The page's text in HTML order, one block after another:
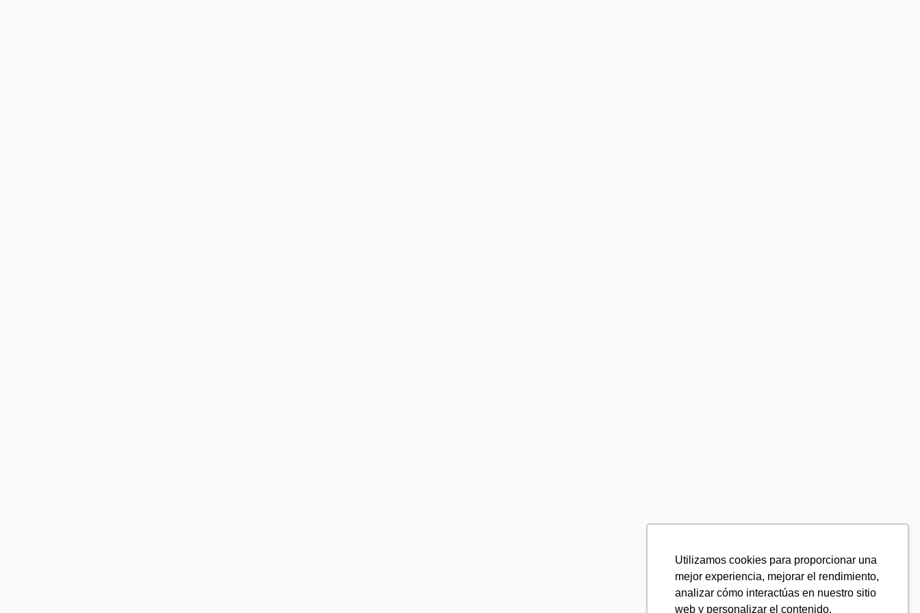
Utilizamos cookies para proporcionar una
mejor experiencia, mejorar el rendimiento,
analizar cómo interactúas en nuestro sitio
web y personalizar el contenido.